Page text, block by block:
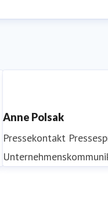
Anne Polsak
Pressekontakt